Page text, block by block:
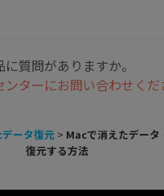
に質問がありますか。
ターにお問い合わせくだ
ータ復元> Macで消えたデータ
復元する方法